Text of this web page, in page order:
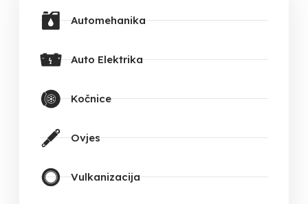
Automehanika
Auto Elektrika
Kočnice
Ovjes
Vulkanizacija